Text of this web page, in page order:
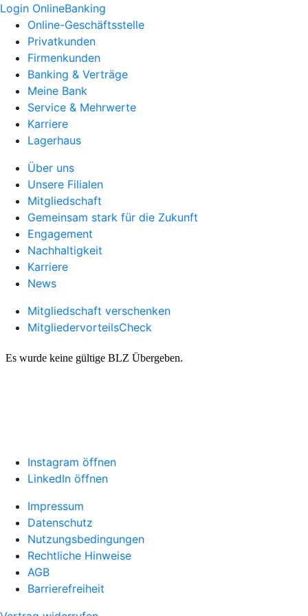
Login OnlineBanking
Online-Geschäftsstelle
Privatkunden
Firmenkunden
Banking & Verträge
Meine Bank
Service & Mehrwerte
Karriere
Lagerhaus
Über uns
Unsere Filialen
Mitgliedschaft
Gemeinsam stark für die Zukunft
Engagement
Nachhaltigkeit
Karriere
News
Mitgliedschaft verschenken
MitgliedervorteilsCheck
Instagram öffnen
LinkedIn öffnen
Impressum
Datenschutz
Nutzungsbedingungen
Rechtliche Hinweise
AGB
Barrierefreiheit